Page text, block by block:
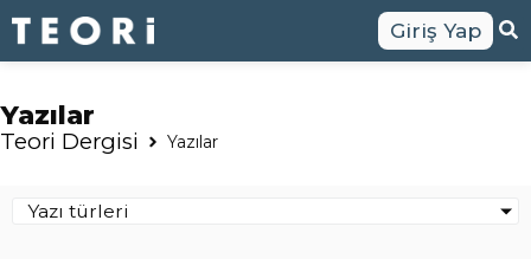
Giriş Yap
Yazılar
Teori Dergisi Yazılar
Yazı türleri